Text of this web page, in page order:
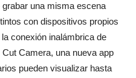
una misma escena
con dispositivos propios
conexión inalámbrica de
Camera, una nueva app
pueden visualizar hasta